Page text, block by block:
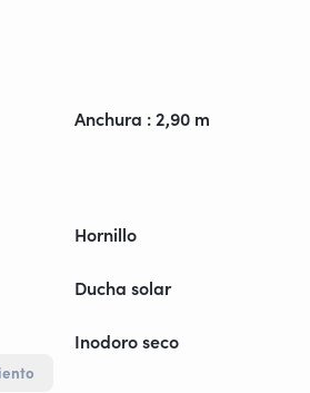
Anchura : 2,90 m
Hornillo
Ducha solar
Inodoro seco